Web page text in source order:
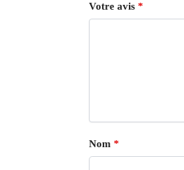
Votre avis *
Nom *